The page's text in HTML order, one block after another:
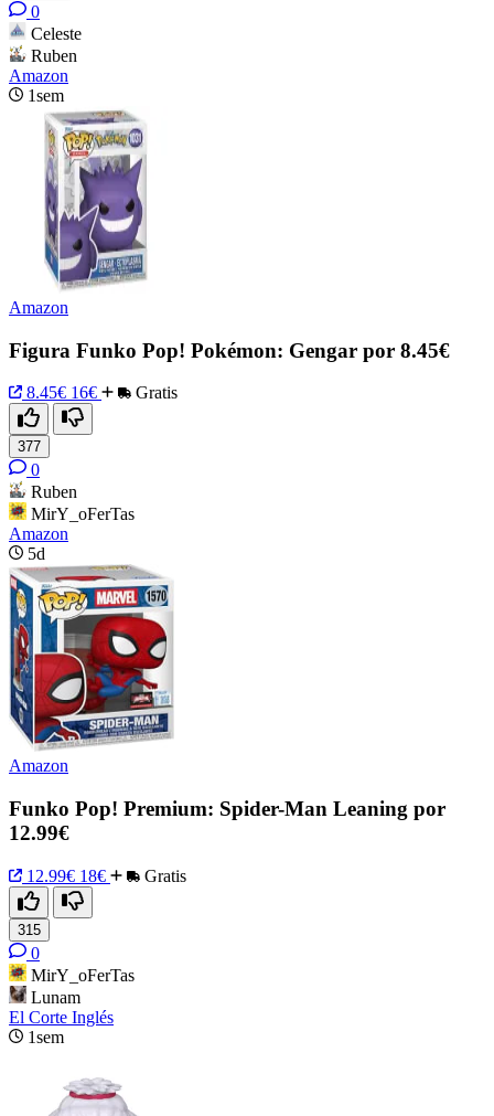
0
Celeste
Ruben
Amazon
1sem
Amazon
Figura Funko Pop! Pokémon: Gengar por 8.45€
8.45€ 16€ Gratis
377
0
Ruben
MirY_oFerTas
Amazon
5d
Amazon
Funko Pop! Premium: Spider-Man Leaning por
12.99€
12.99€ 18€ Gratis
315
0
MirY_oFerTas
Lunam
El Corte Inglés
1sem